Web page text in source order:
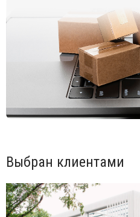
по
Цена на сайте указана за
отделкой в цветах палитры
Также для заказа доступна
лакированной отделкой в
модель в рамках программы
переработанного пластика
Цены на все модели, а также
Выбран клиентами